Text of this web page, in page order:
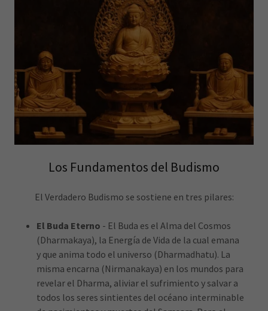
Los Fundamentos del Budismo
El Verdadero Budismo se sostiene en tres pilares:
El Buda Eterno - El Buda es el Alma del Cosmos
(Dharmakaya), la Energía de Vida de la cual emana
y que anima todo el universo (Dharmadhatu). La
misma encarna (Nirmanakaya) en los mundos para
revelar el Dharma, aliviar el sufrimiento y salvar a
todos los seres sintientes del océano interminable